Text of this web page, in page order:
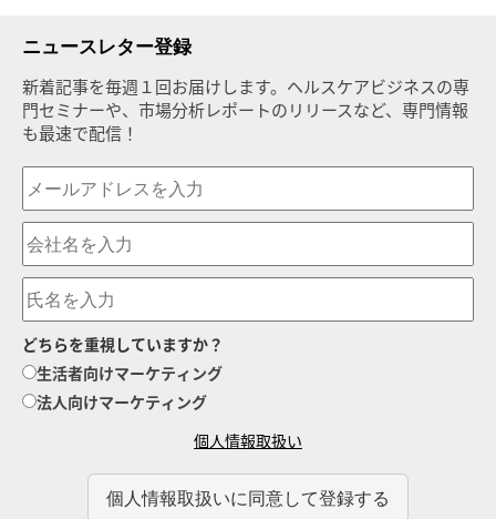
ニュースレター登録
新着記事を毎週１回お届けします。ヘルスケアビジネスの専
門セミナーや、市場分析レポートのリリースなど、専門情報
も最速で配信！
どちらを重視していますか？
生活者向けマーケティング
法人向けマーケティング
個人情報取扱い